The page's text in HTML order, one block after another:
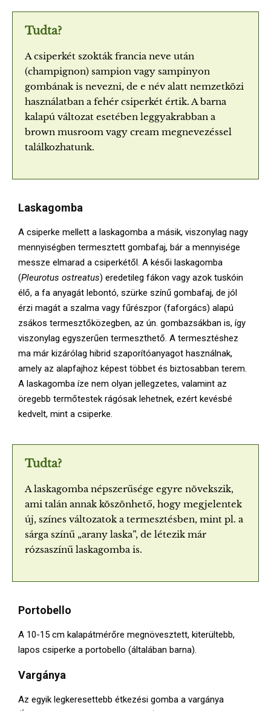
Tudta?
A csiperkét szokták francia neve után
(champignon) sampion vagy sampinyon
gombának is nevezni, de e név alatt nemzetközi
használatban a fehér csiperkét értik. A barna
kalapú változat esetében leggyakrabban a
brown musroom vagy cream megnevezéssel
találkozhatunk.
Laskagomba
A csiperke mellett a laskagomba a másik, viszonylag nagy
mennyiségben termesztett gombafaj, bár a mennyisége
messze elmarad a csiperkétől. A késői laskagomba
(Pleurotus ostreatus) eredetileg fákon vagy azok tuskóin
élő, a fa anyagát lebontó, szürke színű gombafaj, de jól
érzi magát a szalma vagy fűrészpor (faforgács) alapú
zsákos termesztőközegben, az ún. gombazsákban is, így
viszonylag egyszerűen termeszthető. A termesztéshez
ma már kizárólag hibrid szaporítóanyagot használnak,
amely az alapfajhoz képest többet és biztosabban terem.
A laskagomba íze nem olyan jellegzetes, valamint az
öregebb termőtestek rágósak lehetnek, ezért kevésbé
kedvelt, mint a csiperke.
Tudta?
A laskagomba népszerűsége egyre növekszik,
ami talán annak köszönhető, hogy megjelentek
új, színes változatok a termesztésben, mint pl. a
sárga színű „arany laska”, de létezik már
rózsaszínű laskagomba is.
Portobello
A 10-15 cm kalapátmérőre megnövesztett, kiterültebb,
lapos csiperke a portobello (általában barna).
Vargánya
Az egyik legkeresettebb étkezési gomba a vargánya